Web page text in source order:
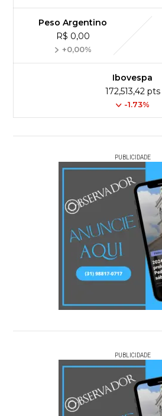
Peso Argentino
R$ 0,00
+0,00%
Ibovespa
172,513,42 pts
-1.73%
PUBLICIDADE
PUBLICIDADE